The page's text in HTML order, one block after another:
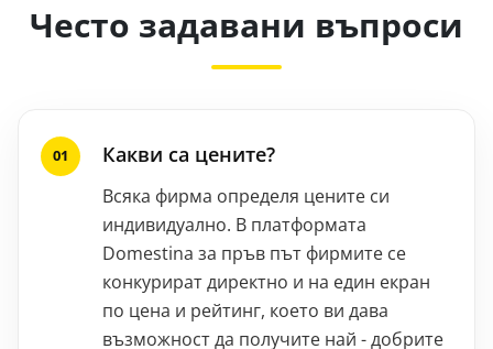
Често задавани въпроси
Какви са цените?
Всяка фирма определя цените си
индивидуално. В платформата
Domestina за пръв път фирмите се
конкурират директно и на един екран
по цена и рейтинг, което ви дава
възможност да получите най - добрите